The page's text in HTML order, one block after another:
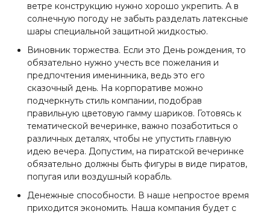
ветре конструкцию нужно хорошо укрепить. А в
солнечную погоду не забыть разделать латексные
шары специальной защитной жидкостью.
Виновник торжества. Если это День рождения, то
обязательно нужно учесть все пожелания и
предпочтения именинника, ведь это его
сказочный день. На корпоративе можно
подчеркнуть стиль компании, подобрав
правильную цветовую гамму шариков. Готовясь к
тематической вечеринке, важно позаботиться о
различных деталях, чтобы не упустить главную
идею вечера. Допустим, на пиратской вечеринке
обязательно должны быть фигуры в виде пиратов,
попугая или воздушный корабль.
Денежные способности. В наше непростое время
приходится экономить. Наша компания будет с